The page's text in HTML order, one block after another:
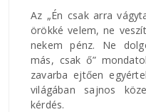
Az „Én csak arra
örökké velem, ne
nekem pénz. Ne
más, csak ő”
zavarba ejtően
világában sajnos
kérdés.